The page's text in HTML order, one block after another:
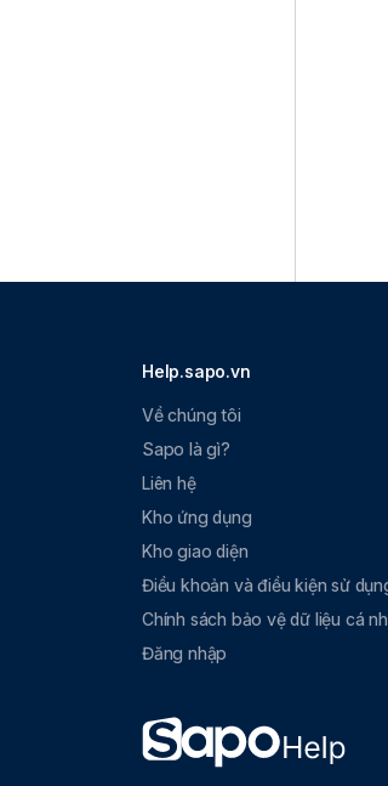
Help.sapo.vn
Về chúng tôi
Sapo là gì?
Liên hệ
Kho ứng dụng
Kho giao diện
Điều khoản và điều kiện sử
Chính sách bảo vệ dữ liệu cá
Đăng nhập